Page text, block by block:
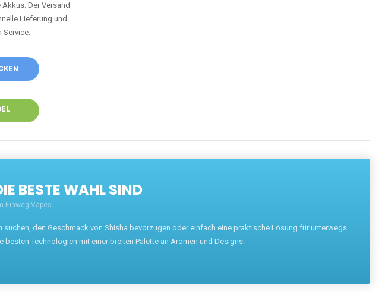
Der Versand
Lieferung und
Service.
BESTE WAHL SIND
Einweg Vapes.
den Geschmack von Shisha bevorzugen oder einfach eine praktische Lösung für unterwegs
Technologien mit einer breiten Palette an Aromen und Designs.